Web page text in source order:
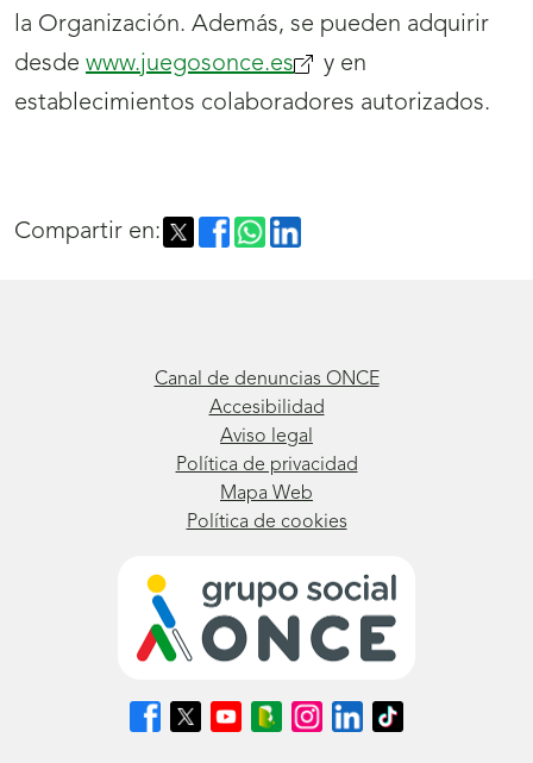
la Organización. Además, se pueden adquirir
desde www.juegosonce.es(se
abrirá
y en
establecimientos colaboradores autorizados.
Compartir en:
Canal de denuncias ONCE
Accesibilidad
Aviso legal
Política de privacidad
Mapa Web
Política de cookies
Síguenos
en
Síguenos
en
Síguenos
en
Síguenos
en
Síguenos
en
Síguenos
en
Síguenos
en